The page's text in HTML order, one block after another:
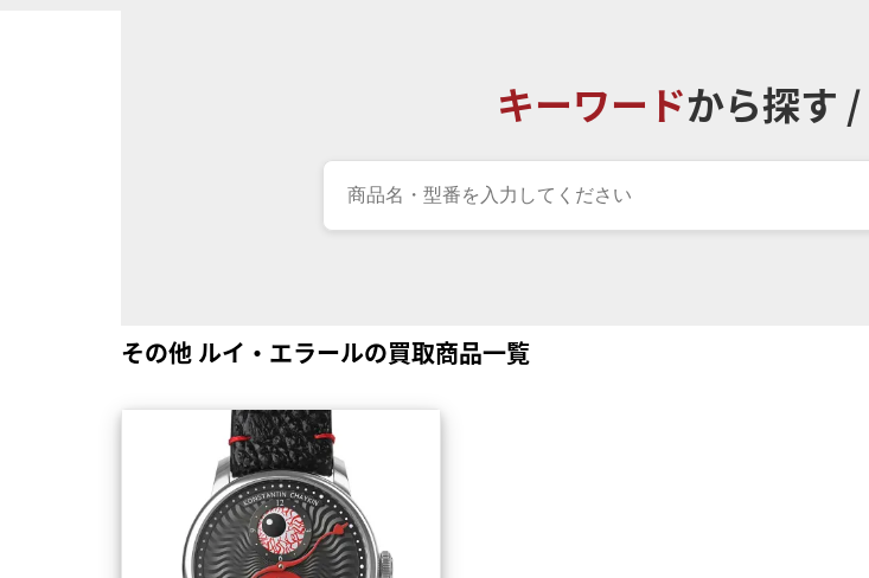
キーワードから探す /
その他 ルイ・エラールの買取商品一覧